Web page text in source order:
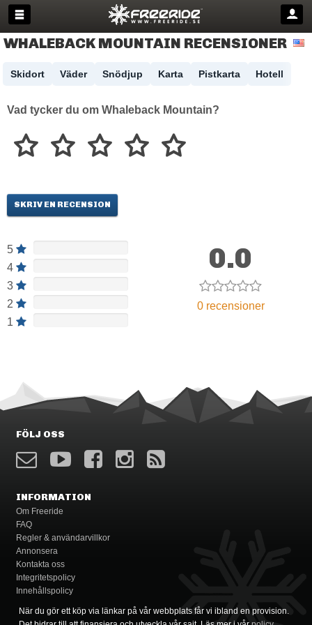
WHALEBACK MOUNTAIN RECENSIONER
Skidort Väder Snödjup Karta Pistkarta Hotell
Vad tycker du om Whaleback Mountain?
SKRIV EN RECENSION
5
4
3
2
1
0.0
0 recensioner
FÖLJ OSS
INFORMATION
Om Freeride
FAQ
Regler & användarvillkor
Annonsera
Kontakta oss
Integritetspolicy
Innehållspolicy
När du gör ett köp via länkar på vår webbplats får vi ibland en provision.